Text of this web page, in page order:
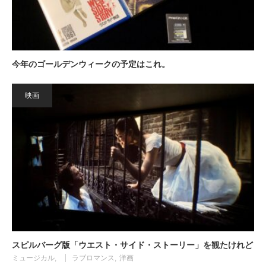
今年のゴールデンウィークの予定はこれ。
映画
スピルバーグ版「ウエスト・サイド・ストーリー」を観たけれど
ミュージカル ラブロマンス 洋画